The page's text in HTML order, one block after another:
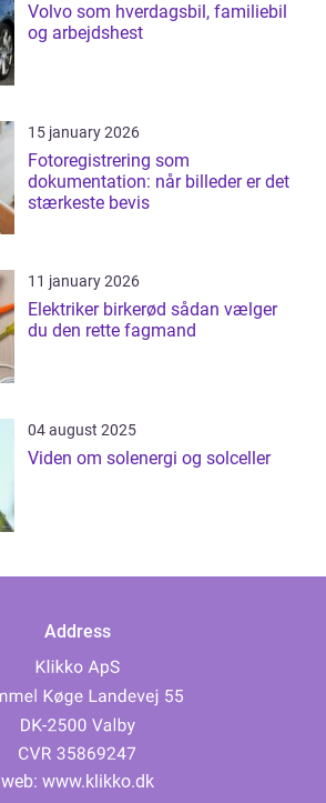
Volvo som hverdagsbil, familiebil
og arbejdshest
15 january 2026
Fotoregistrering som
dokumentation: når billeder er det
stærkeste bevis
11 january 2026
Elektriker birkerød sådan vælger
du den rette fagmand
04 august 2025
Viden om solenergi og solceller
Address
web: www.klikko.dk